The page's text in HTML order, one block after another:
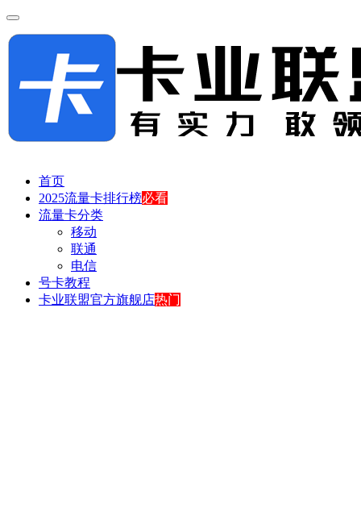
首页
2025流量卡排行榜必看
流量卡分类
移动
联通
电信
号卡教程
卡业联盟官方旗舰店热门